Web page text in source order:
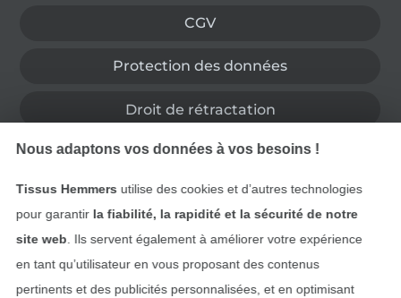
CGV
Protection des données
Droit de rétractation
Contact
Trouvez plus d’idées
Nous adaptons vos données à vos besoins !
Tissus Hemmers utilise des cookies et d’autres technologies
pour garantir la fiabilité, la rapidité et la sécurité de notre
site web . Ils servent également à améliorer votre expérience
en tant qu’utilisateur en vous proposant des contenus
pertinents et des publicités personnalisées, et en optimisant